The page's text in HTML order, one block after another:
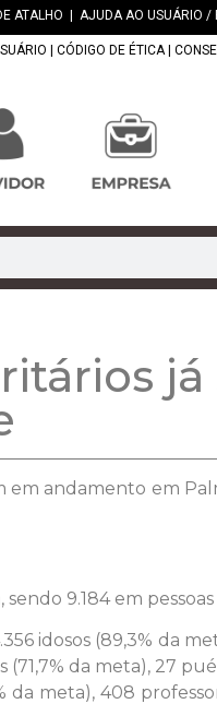
ATALHO AJUDA AO USUÁRIO /
CÓDIGO DE ÉTICA|
já
andamento em
9.184 em
idosos (89,3% da
da meta), 27
meta), 408